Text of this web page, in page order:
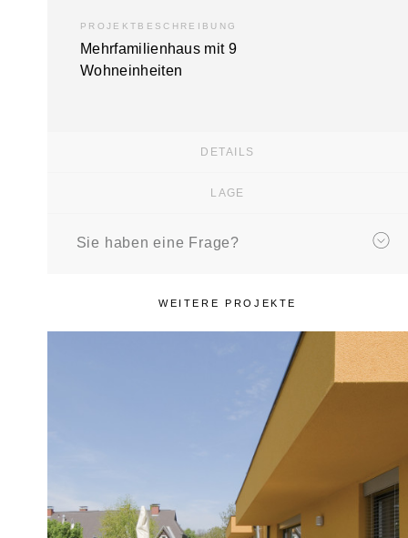
PROJEKTBESCHREIBUNG
Mehrfamilienhaus mit 9
Wohneinheiten
DETAILS
LAGE
Sie haben eine Frage?
WEITERE PROJEKTE
Mehrfamilienhaus mit 8 Wohneinheiten